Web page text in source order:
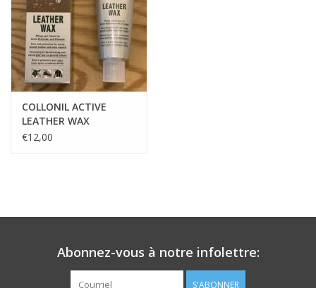
COLLONIL ACTIVE
LEATHER WAX
€12,00
Abonnez-vous à notre infolettre:
S'ABONNER